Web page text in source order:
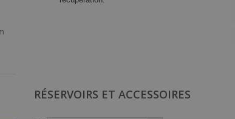
RÉSERVOIRS ET ACCESSOIRES